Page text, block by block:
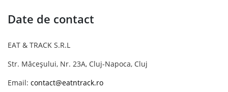
Date de contact
EAT & TRACK S.R.L
Str. Măceșului, Nr. 23A, Cluj-Napoca, Cluj
Email: contact@eatntrack.ro